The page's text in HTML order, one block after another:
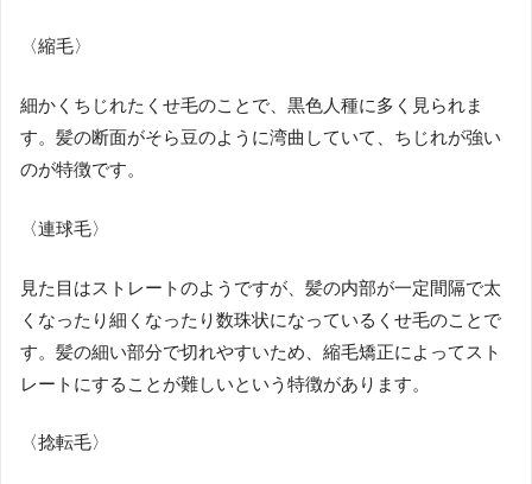
〈縮毛〉
細かくちじれたくせ毛のことで、黒色人種に多く見られま
す。髪の断面がそら豆のように湾曲していて、ちじれが強い
のが特徴です。
〈連球毛〉
見た目はストレートのようですが、髪の内部が一定間隔で太
くなったり細くなったり数珠状になっているくせ毛のことで
す。髪の細い部分で切れやすいため、縮毛矯正によってスト
レートにすることが難しいという特徴があります。
〈捻転毛〉